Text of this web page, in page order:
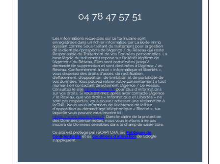
04 78 47 57 51
Les informations recueillies sur ce formulaire sont
enregistrées dans un fichier informatisé par La Boite Immo
agissant comme Sous-traitant du traitement pour la gestion
de la clientèle/prospects de l'Agence / du Réseau qui reste
Responsable du Traitement de vos Données personnelles. La
base légale du traitement repose sur l'intérêt légitime de
l'Agence / du Réseau. Elles sont conservées jusqu'à
demande de suppression et sont destinées à l'Agence / au
Réseau. Conformément à la loi « informatique et libertés »,
vous disposez des droits d’accès, de rectification,
d’effacement, d’opposition, de limitation et de portabilité de
vos données. Vous pouvez retirer votre consentement à tout
moment en contactant directement l’Agence / Le Réseau.
Consultez le site https://cnil.fr/fr pour plus d’informations
sur vos droits. Si vous estimez, après avoir contacté l'Agence
/ le Réseau, que vos droits « Informatique et Libertés » ne
sont pas respectés, vous pouvez adresser une réclamation à
la CNIL. Nous vous informons de l’existence de la liste
d'opposition au démarchage téléphonique « Bloctel », sur
laquelle vous pouvez vous inscrire ici :
https://www.bloctel.gouv.fr. Dans le cadre de la protection
des Données personnelles, nous vous invitons à ne pas
inscrire de Données sensibles dans le champ de saisie libre.
Ce site est protégé par reCAPTCHA, les Politiques de
Confidentialité et esConditions d'utilisation de Google
s'appliquent.